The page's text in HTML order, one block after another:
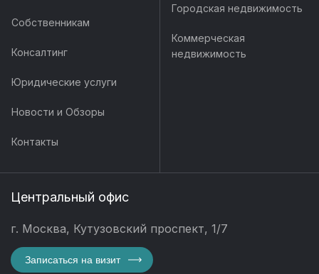
Собственникам
Консалтинг
Юридические услуги
Новости и Обзоры
Контакты
Городская недвижимость
Коммерческая
недвижимость
Центральный офис
г. Москва, Кутузовский проспект, 1/7
Записаться на визит